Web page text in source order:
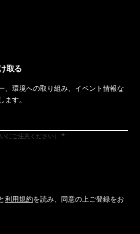
取る
、環境への取り組み、イベント情報な
す。
にご注意ください）
利用規約を読み、同意の上ご登録をお